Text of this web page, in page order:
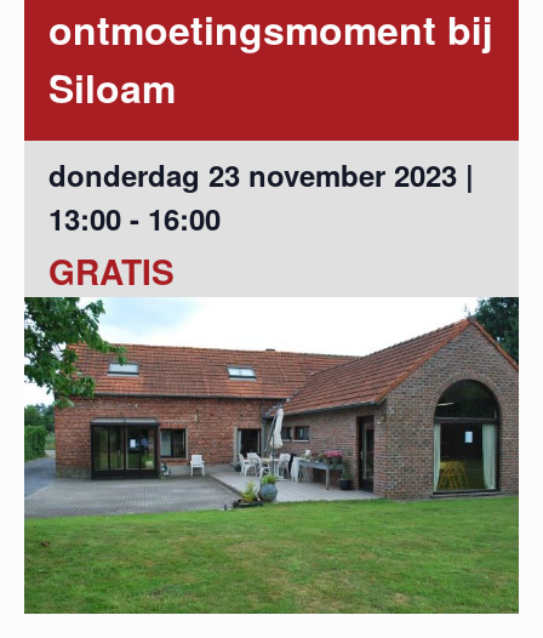
ontmoetingsmoment bij
Siloam
donderdag 23 november 2023 |
13:00 - 16:00
GRATIS